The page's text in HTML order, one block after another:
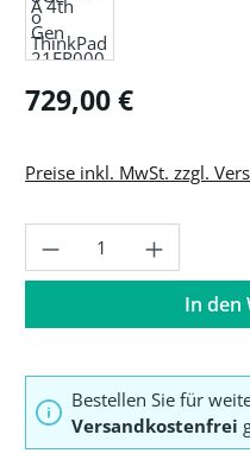
Regulärer Preis:
729,00 €
Preise inkl. MwSt. zzgl.
Produkt Anzahl:
In den
Bestellen Sie für
Versandkostenfrei